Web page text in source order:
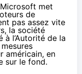
met
de
pas assez vite
, la société
l’Autorité de la
américain, en
sur le fond.